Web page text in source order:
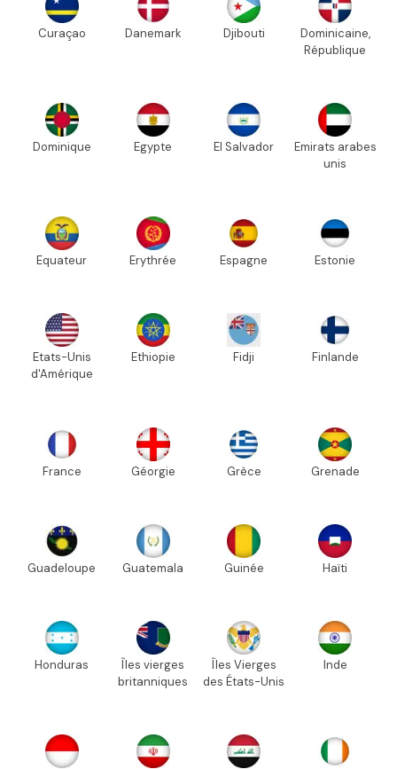
Curaçao Danemark Djibouti
Dominicaine,
République
Dominique Egypte El Salvador
Emirats arabes
unis
Equateur Erythrée Espagne Estonie
Etats-Unis
d'Amérique
Ethiopie Fidji Finlande
France Géorgie Grèce Grenade
Guadeloupe Guatemala Guinée Haïti
Honduras
Îles vierges
britanniques
Îles Vierges
des États-Unis
Inde